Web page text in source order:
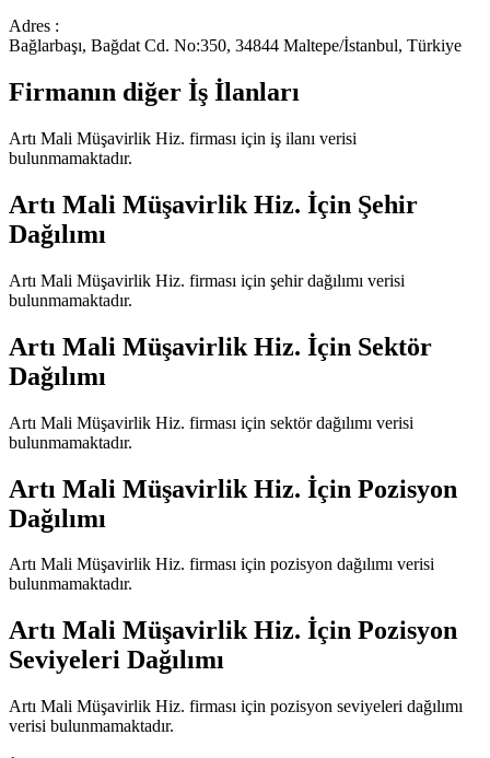
Adres :
Bağlarbaşı, Bağdat Cd. No:350, 34844 Maltepe/İstanbul, Türkiye
Firmanın diğer İş İlanları
Artı Mali Müşavirlik Hiz. firması için iş ilanı verisi
bulunmamaktadır.
Artı Mali Müşavirlik Hiz. İçin Şehir
Dağılımı
Artı Mali Müşavirlik Hiz. firması için şehir dağılımı verisi
bulunmamaktadır.
Artı Mali Müşavirlik Hiz. İçin Sektör
Dağılımı
Artı Mali Müşavirlik Hiz. firması için sektör dağılımı verisi
bulunmamaktadır.
Artı Mali Müşavirlik Hiz. İçin Pozisyon
Dağılımı
Artı Mali Müşavirlik Hiz. firması için pozisyon dağılımı verisi
bulunmamaktadır.
Artı Mali Müşavirlik Hiz. İçin Pozisyon
Seviyeleri Dağılımı
Artı Mali Müşavirlik Hiz. firması için pozisyon seviyeleri dağılımı
verisi bulunmamaktadır.